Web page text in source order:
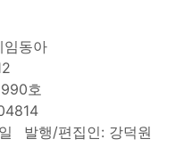
임동아
호
발행/편집인: 강덕원